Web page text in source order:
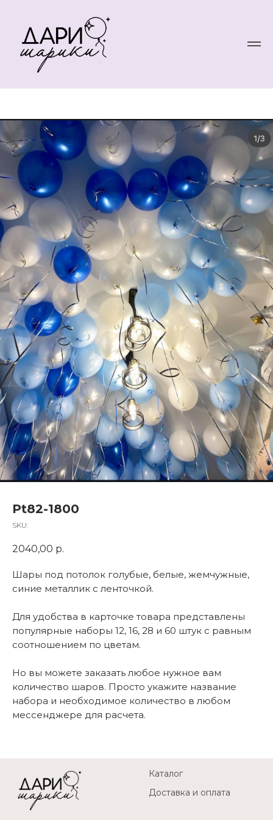
Pt82-1800
SKU:
2040,00 р.
Шары под потолок голубые, белые, жемчужные,
синие металлик с ленточкой.
Для удобства в карточке товара представлены
популярные наборы 12, 16, 28 и 60 штук с равным
соотношением по цветам.
Но вы можете заказать любое нужное вам
количество шаров. Просто укажите название
набора и необходимое количество в любом
мессенджере для расчета.
Каталог
Доставка и оплата